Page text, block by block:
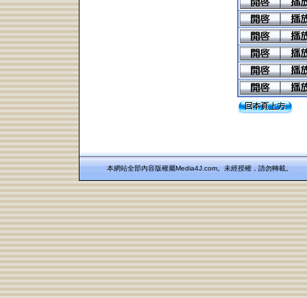
本網站全部內容版權屬Media4J.com。未經授權，請勿轉載。